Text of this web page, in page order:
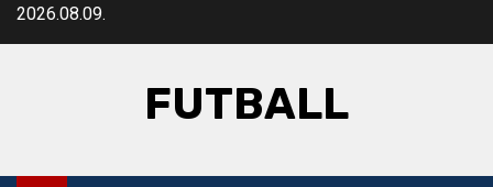
Skip2026.08.09.
FUTBALL